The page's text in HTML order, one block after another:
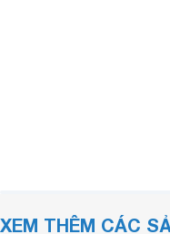
XEM THÊM CÁC